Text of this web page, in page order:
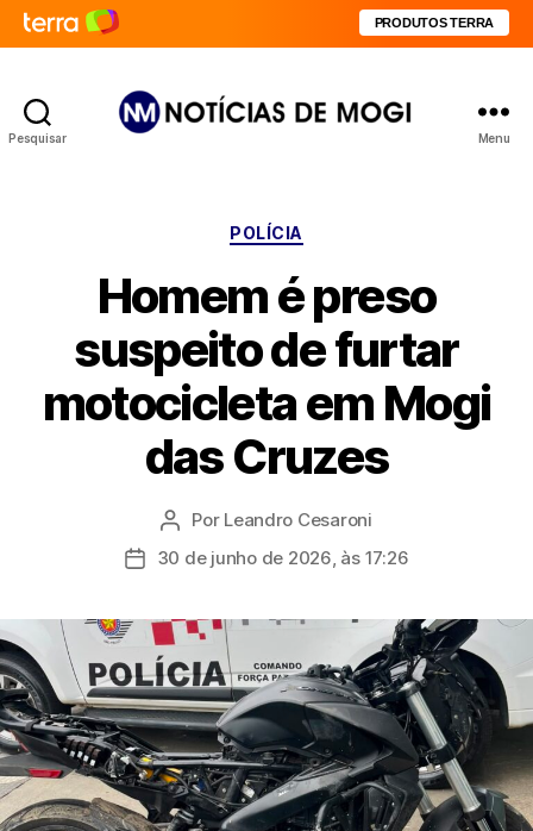
PRODUTOS TERRA
Pesquisar Menu
Categorias
POLÍCIA
Homem é preso
suspeito de furtar
motocicleta em Mogi
das Cruzes
Autor
do
Por Leandro Cesaroni
Data30 de junho de 2026, às 17:26